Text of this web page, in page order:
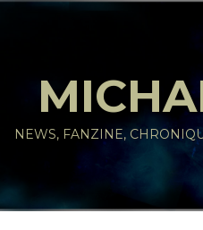
NEWS, FANZINE,